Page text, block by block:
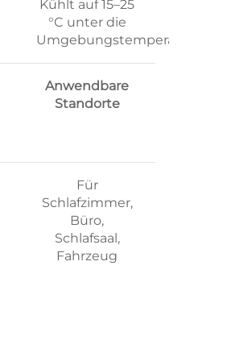
Kühlt auf 15–25
°C unter die
Umgebungstemperatur
Anwendbare
Standorte
Für
Schlafzimmer,
Büro,
Schlafsaal,
Fahrzeug